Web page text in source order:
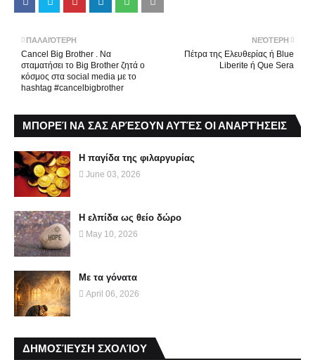
ΝΕΌΤΕΡΗ
Πέτρα της Ελευθερίας ή Βlue
Liberite ή Que Sera
ΠΑΛΑΙΌΤΕΡΗ
Cancel Big Brother . Να
σταματήσει το Big Brother ζητά ο
κόσμος στα social media με το
hashtag #cancelbigbrother
ΜΠΟΡΕΊ ΝΑ ΣΑΣ ΑΡΈΣΟΥΝ ΑΥΤΈΣ ΟΙ ΑΝΑΡΤΉΣΕΙΣ
Η παγίδα της φιλαργυρίας
June 03, 2026
Η ελπίδα ως θείο δώρο
May 10, 2026
Με τα γόνατα
April 06, 2026
ΔΗΜΟΣΊΕΥΣΗ ΣΧΟΛΊΟΥ